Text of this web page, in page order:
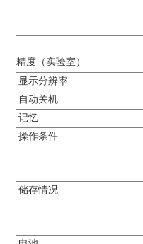
精度（实验室）
显示分辨率
自动关机
记忆
操作条件
储存情况